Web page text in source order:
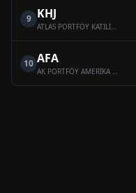
9 KHJ
ATLAS PORTFÖY KATILIM HİSSE SENEDİ FONU (HİSSE SENEDİ YOĞUN FON)
10 AFA
AK PORTFÖY AMERİKA YABANCI HİSSE SENEDİ FONU